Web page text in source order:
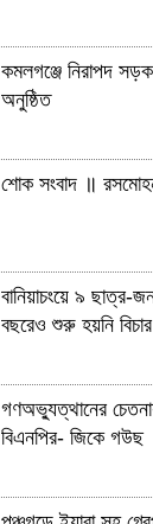
কমলগঞ্জে নিরাপদ
অনুষ্ঠিত
শোক সংবাদ ॥
বানিয়াচংয়ে ৯ ছাত্র-
বছরেও শুরু হয়নি বিচার
গণঅভ্যুত্থানের
বিএনপির- জিকে গউছ